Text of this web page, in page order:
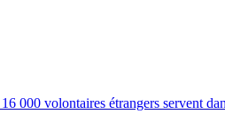
000 volontaires étrangers servent